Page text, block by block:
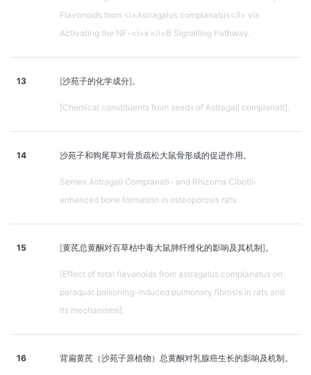
Flavonoids from <i>Astragalus complanatus</i> via
Activating the NF-<i>κ</i>B Signalling Pathway.
13 [沙苑子的化学成分]。
[Chemical constituents from seeds of Astragali complanati].
14 沙苑子和狗尾草对骨质疏松大鼠骨形成的促进作用。
Semen Astragali Complanati- and Rhizoma Cibotii-
enhanced bone formation in osteoporosis rats.
15 [黄芪总黄酮对百草枯中毒大鼠肺纤维化的影响及其机制]。
[Effect of total flavonoids from astragalus complanatus on
paraquat poisoning-induced pulmonary fibrosis in rats and
its mechanisms].
16 背扁黄芪（沙苑子原植物）总黄酮对乳腺癌生长的影响及机制。